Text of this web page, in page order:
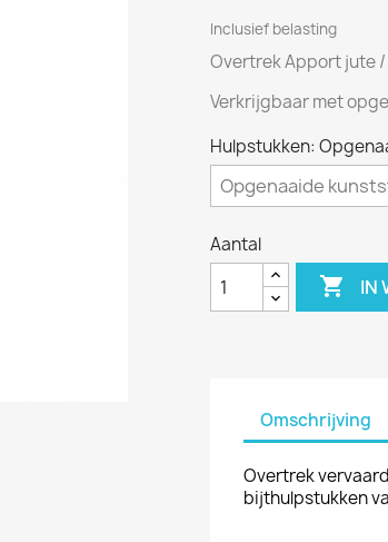
Inclusief belasting
Overtrek Apport jute
Verkrijgbaar met
Hulpstukken:
Aantal
 IN
Omschrijving
Overtrek
bijthulpstukken